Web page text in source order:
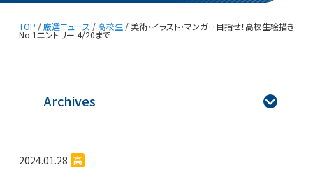
TOP /厳選ニュース /高校生/美術・イラスト・マンガ‥目指せ！高校生絵描き
No.1エントリー 4/20まで
Archives 
2024.01.28 高